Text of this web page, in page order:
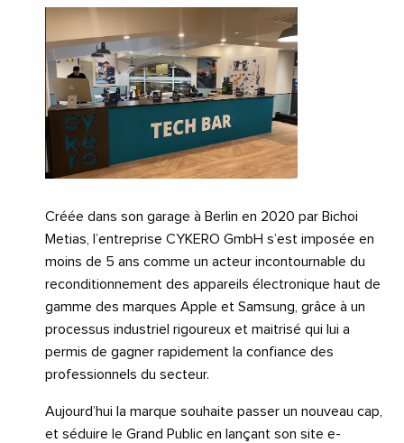
Créée dans son garage à Berlin en 2020 par Bichoi
Metias, l’entreprise CYKERO GmbH s’est imposée en
moins de 5 ans comme un acteur incontournable du
reconditionnement des appareils électronique haut de
gamme des marques Apple et Samsung, grâce à un
processus industriel rigoureux et maitrisé qui lui a
permis de gagner rapidement la confiance des
professionnels du secteur.
Aujourd’hui la marque souhaite passer un nouveau cap,
et séduire le Grand Public en lançant son site e-